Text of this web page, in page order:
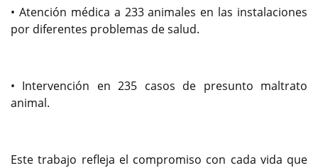
• Atención médica a 233 animales en las instalaciones
por diferentes problemas de salud.
• Intervención en 235 casos de presunto maltrato
animal.
Este trabajo refleja el compromiso con cada vida que